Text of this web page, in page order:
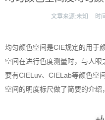
文章来源:未知 时
均匀颜色空间是CIE规定的用于
空间在进行色度测量时，与人
要有CIELuv、CIELab等颜色空
空间的明度标尺做了简要的介绍